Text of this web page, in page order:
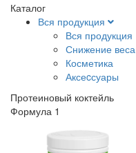
Каталог
Вся продукция
Вся продукция
Снижение веса
Косметика
Аксеcсуары
Протеиновый коктейль
Формула 1